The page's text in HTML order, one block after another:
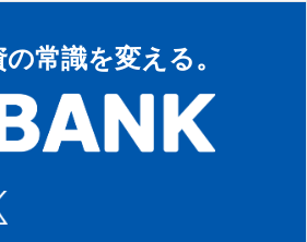
常識を変える。